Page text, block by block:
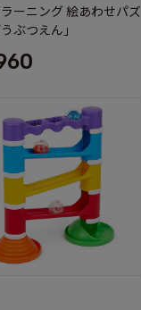
ーニング 絵あわせパズ
ぶつえん」